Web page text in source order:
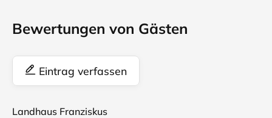
Bewertungen von Gästen
Eintrag verfassen
Landhaus Franziskus